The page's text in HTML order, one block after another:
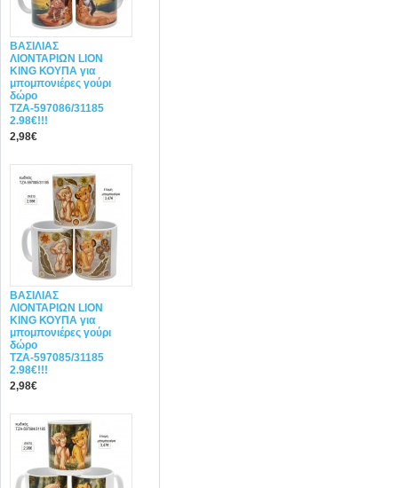
ΒΑΣΙΛΙΑΣ
ΛΙΟΝΤΑΡΙΩΝ LION
KING ΚΟΥΠΑ για
μπομπονιέρες γούρι
δώρο
ΤΖΑ-597086/31185
2.98€!!!
2,98€
ΒΑΣΙΛΙΑΣ
ΛΙΟΝΤΑΡΙΩΝ LION
KING ΚΟΥΠΑ για
μπομπονιέρες γούρι
δώρο
ΤΖΑ-597085/31185
2.98€!!!
2,98€